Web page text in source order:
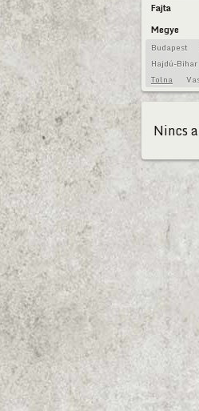
Fajta
Megye
Budapest
Hajdú-Bihar
Tolna
Nincs